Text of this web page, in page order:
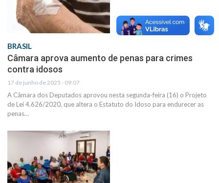
BRASIL
Câmara aprova aumento de penas para crimes
contra idosos
17 de junho de 2025 - 09:07
A Câmara dos Deputados aprovou nesta segunda-feira (16) o Projeto
de Lei 4.626/2020, que altera o Estatuto do Idoso para endurecer as
penas…